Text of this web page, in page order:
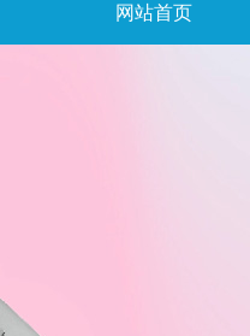
网站首页